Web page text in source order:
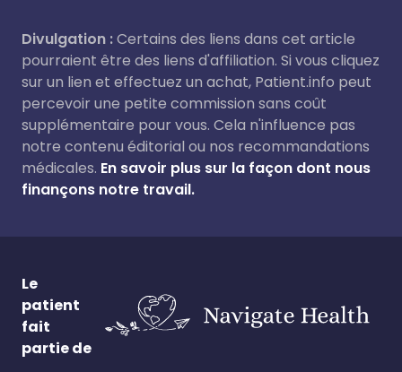
Divulgation :Certains des liens dans cet article
pourraient être des liens d'affiliation. Si vous cliquez
sur un lien et effectuez un achat, Patient.info peut
percevoir une petite commission sans coût
supplémentaire pour vous. Cela n'influence pas
notre contenu éditorial ou nos recommandations
médicales. En savoir plus sur la façon dont nous
finançons notre travail.
Le
patient
fait
partie de